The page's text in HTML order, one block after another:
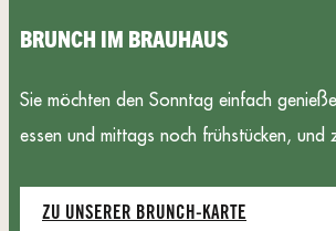
BRUNCH IM BRAUHAUS
Sie möchten den Sonntag einfach
essen und mittags noch frühstücken,
ZU UNSERER BRUNCH-KARTE